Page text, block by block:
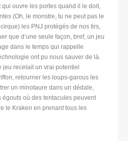
ouvre les portes quand il le doit,
(Oh, le monstre, tu ne peut pas le
les PNJ protégés de nos tirs,
que d’une seule façon, bref, un jeu
dans le temps qui rappelle
ont pu nous sauver de là.
jeu recelait un vrai potentiel
retourner les loups-garous les
un minotaure dans un dédale,
où des tentacules peuvent
le Kraken en prenant tous les